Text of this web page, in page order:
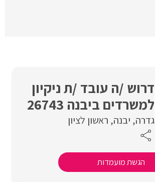
דרוש /ה עובד /ת ניקיון
למשרדים ביבנה 26743
גדרה יבנה ראשון לציון
הגשת מועמדות